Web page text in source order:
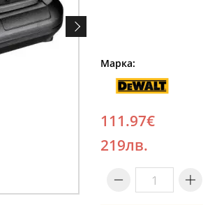
Марка:
111.97€
219лв.